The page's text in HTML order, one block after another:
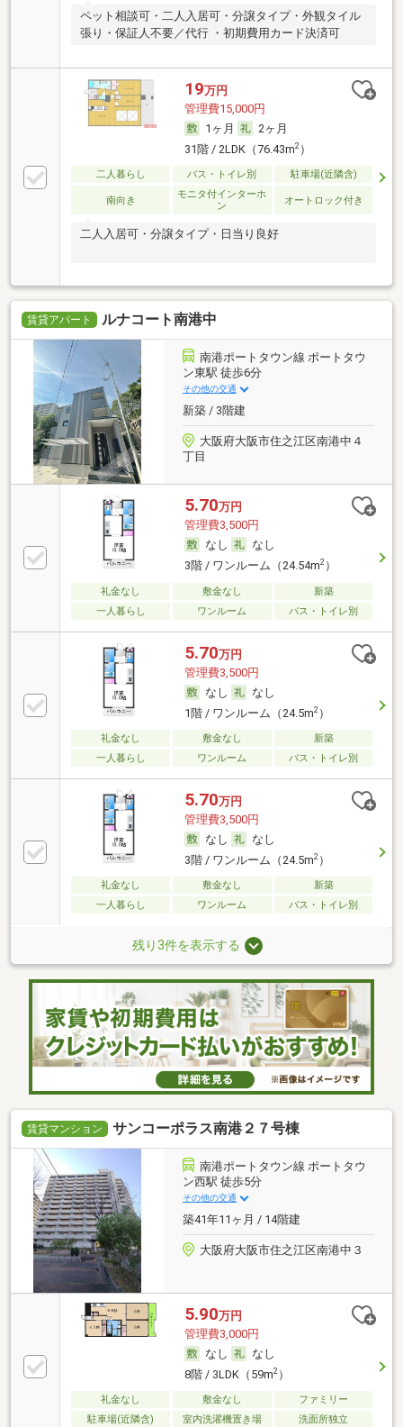
ペット相談可・二人入居可・分譲タイプ・外観タイル
張り・保証人不要／代行 ・初期費用カード決済可
19万円
管理費15,000円
1ヶ月
2ヶ月
31階 / 2LDK（76.43m2）
二人暮らし バス・トイレ別 駐車場(近隣含)
南向き
モニタ付インターホ
ン
オートロック付き
二人入居可・分譲タイプ・日当り良好
賃貸アパート ルナコート南港中
南港ポートタウン線 ポートタウ
ン東駅 徒歩6分
その他の交通
新築 / 3階建
大阪府大阪市住之江区南港中４
丁目
5.70万円
管理費3,500円
なし
なし
3階 / ワンルーム（24.54m2）
礼金なし 敷金なし
新築
一人暮らし
ワンルーム バス・トイレ別
5.70万円
管理費3,500円
なし
なし
1階 / ワンルーム（24.5m2）
礼金なし 敷金なし
新築
一人暮らし
ワンルーム バス・トイレ別
5.70万円
管理費3,500円
なし
なし
3階 / ワンルーム（24.5m2）
礼金なし 敷金なし
新築
一人暮らし
ワンルーム バス・トイレ別
残り3件を表示する
賃貸マンション サンコーポラス南港２７号棟
南港ポートタウン線 ポートタウ
ン西駅 徒歩5分
その他の交通
築41年11ヶ月 / 14階建
大阪府大阪市住之江区南港中３
5.90万円
管理費3,000円
なし
なし
8階 / 3LDK（59m2）
礼金なし 敷金なし
ファミリー
駐車場(近隣含)
室内洗濯機置き場 洗面所独立